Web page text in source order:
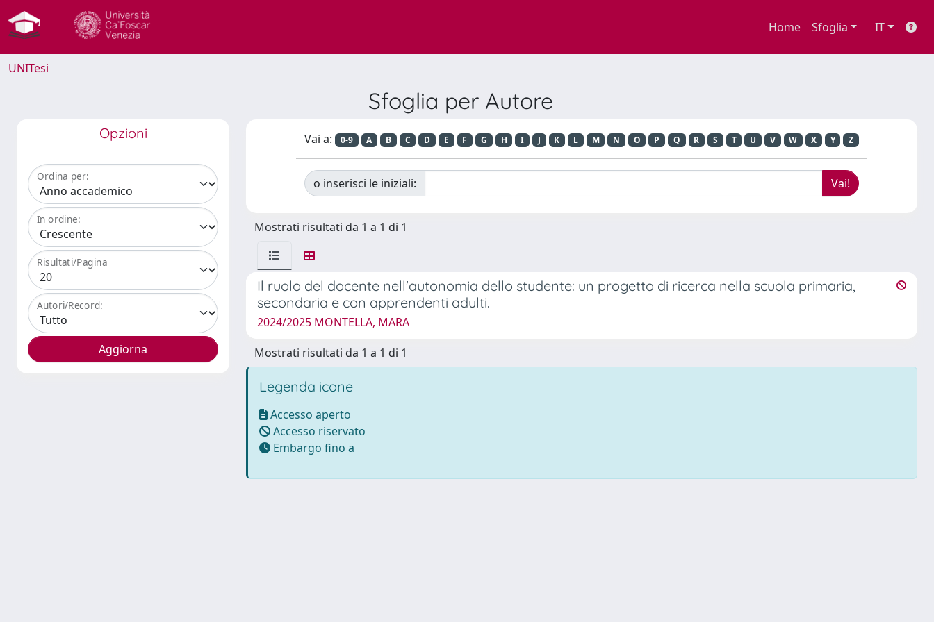
Home Sfoglia IT
UNITesi
Sfoglia per Autore
Opzioni
Ordina per:
In ordine:
Risultati/Pagina
Autori/Record:
Vai a: 0-9 A B C D E F G H I J K L M N O P Q R S T U V W X Y Z
o inserisci le iniziali:
Mostrati risultati da 1 a 1 di 1
Il ruolo del docente nell'autonomia dello studente: un progetto di ricerca nella scuola primaria,
secondaria e con apprendenti adulti.
2024/2025 MONTELLA, MARA
Mostrati risultati da 1 a 1 di 1
Legenda icone
Accesso aperto
Accesso riservato
Embargo fino a